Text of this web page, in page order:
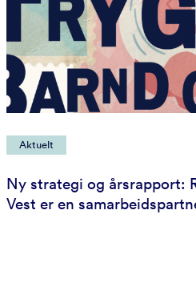
Aktuelt
Ny strategi og årsrapport:
Vest er en